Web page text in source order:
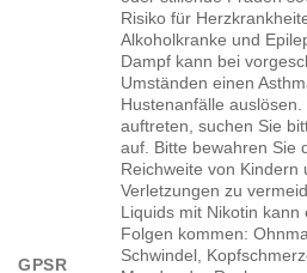
GPSR
Risiko für
Alkoholkranke und
Dampf kann bei
Umständen einen
Hustenanfälle
auftreten, suchen Sie
auf. Bitte bewahren Sie
Reichweite von Kindern
Verletzungen zu
Liquids mit Nikotin
Folgen kommen:
Schwindel,